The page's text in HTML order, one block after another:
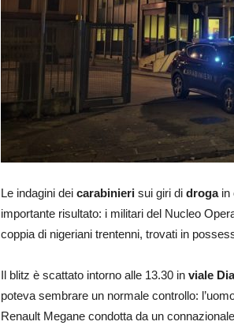
Le indagini dei carabinieri sui giri di drogain
importante risultato: i militari del Nucleo
coppia di nigeriani trentenni, trovati in
Il blitz è scattato intorno alle 13.30 in viale
poteva sembrare un normale controllo:
Renault Megane condotta da un